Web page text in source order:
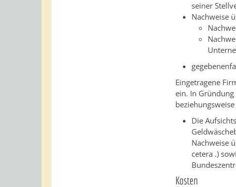
seiner
Nachweise
Eingetragene
ein. In
Die
Nachweise
cetera .)
Kosten